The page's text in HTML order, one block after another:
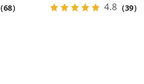
（68） 4.8 （39）